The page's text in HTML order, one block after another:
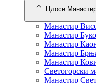
Цлосе
Манастир
Манастир
Манастир
Манастир
Манастир
Светогорски
Манастир